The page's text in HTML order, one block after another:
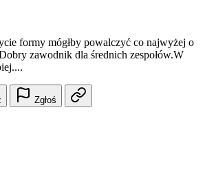
formy mógłby powalczyć co najwyżej o
zawodnik dla średnich zespołów.W
Zgłoś